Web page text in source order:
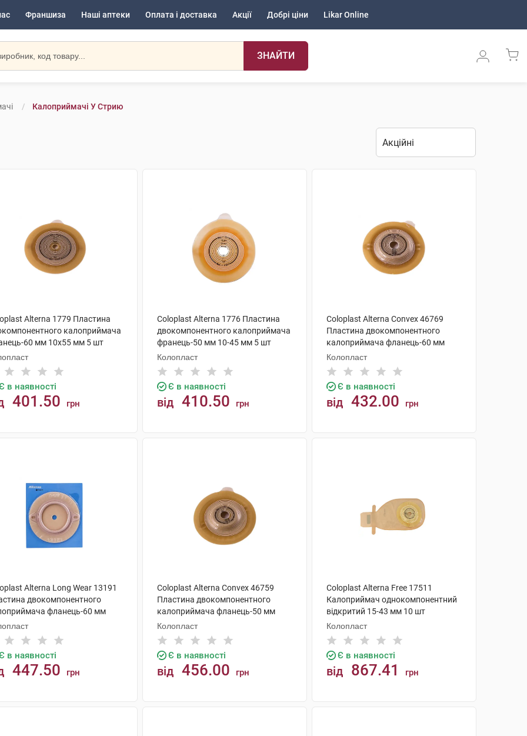
Франшиза Наші аптеки Оплата і доставка Акції Добрі ціни Likar Online
ЗНАЙТИ
Калоприймачі У Стрию
Alterna 1779 Пластина
калоприймача
60 мм 10x55 мм 5 шт
в наявності
401.50 грн
Coloplast Alterna 1776 Пластина
двокомпонентного калоприймача
франець-50 мм 10-45 мм 5 шт
Колопласт
Є в наявності
від 410.50 грн
Coloplast Alterna Convex 46769
Пластина двокомпонентного
калоприймача фланець-60 мм
15x43 мм 4 шт
Колопласт
Є в наявності
від 432.00 грн
Alterna Long Wear 13191
двокомпонентного
фланець-60 мм
мм 5 шт
в наявності
447.50 грн
Coloplast Alterna Convex 46759
Пластина двокомпонентного
калоприймача фланець-50 мм
15x33 мм 4 шт
Колопласт
Є в наявності
від 456.00 грн
Coloplast Alterna Free 17511
Калоприймач однокомпонентний
відкритий 15-43 мм 10 шт
Колопласт
Є в наявності
від 867.41 грн